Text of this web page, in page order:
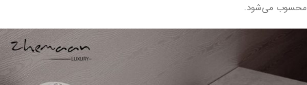
می‌شود.